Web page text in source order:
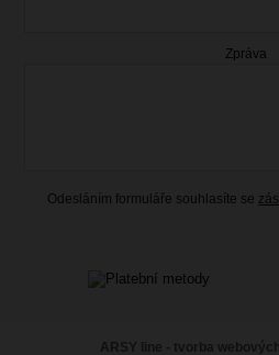
Zpráva
Odesláním formuláře souhlasíte se